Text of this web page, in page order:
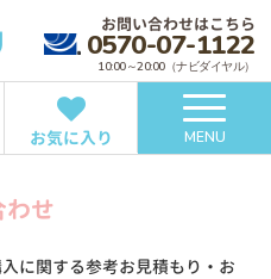
お問い合わせはこちら
0570-07-1122
10:00～20:00（ナビダイヤル）
お気に入り MENU
わせ
に関する参考お見積もり・お